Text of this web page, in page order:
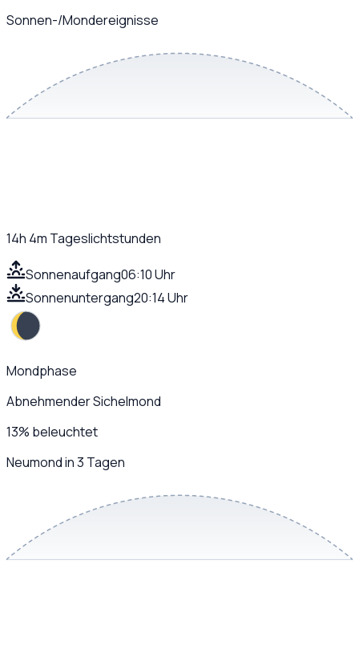
Sonnen-/Mondereignisse
14h 4m Tageslichtstunden
Sonnenaufgang06:10 Uhr
Sonnenuntergang20:14 Uhr
Mondphase
Abnehmender Sichelmond
13% beleuchtet
Neumond in 3 Tagen